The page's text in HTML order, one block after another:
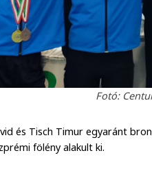
Fotó:
és Tisch Timur egyaránt
fölény alakult ki.